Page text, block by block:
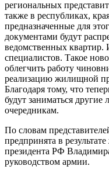
региональных
также в республиках,
предназначенные для
документами будут
ведомственных
специалистов. Такое
облегчить работу
реализацию жилищной
Благодаря тому, что
будут заниматься
очередникам.
По словам
предпринята в
президента РФ
руководством армии.